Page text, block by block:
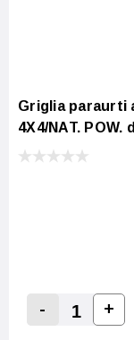
Griglia paraurti
4X4/NAT.
Decrease
- +